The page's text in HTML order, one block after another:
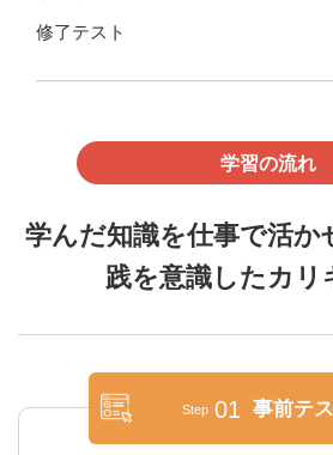
修了テスト
学習の流れ
学んだ知識を仕事で活か
践を意識したカリ
Step 01 事前テ